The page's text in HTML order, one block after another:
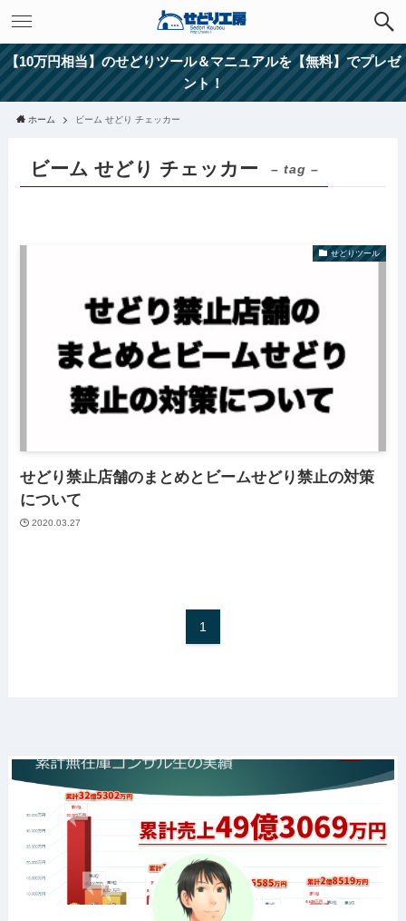
【10万円相当】のせどりツール＆マニュアルを【無料】でプレゼ
ント！
ホーム ビーム せどり チェッカー
ビーム せどり チェッカー – tag –
せどりツール
せどり禁止店舗のまとめとビームせどり禁止の対策
について
2020.03.27
1